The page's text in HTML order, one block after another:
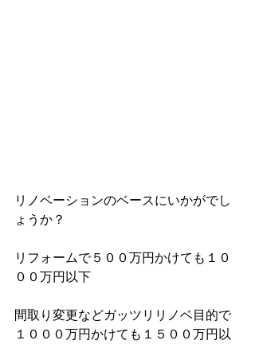
リノベーションのベースにいかがでし
ょうか？
リフォームで５００万円かけても１０
００万円以下
間取り変更などガッツリリノベ目的で
１０００万円かけても１５００万円以